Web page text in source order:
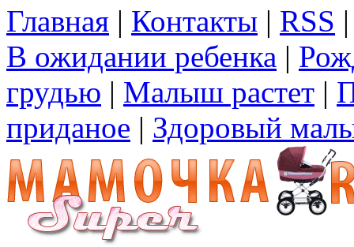
Главная | Контакты | RSS
В ожидании ребенка |
грудью | Малыш растет |
приданое | Здоровый